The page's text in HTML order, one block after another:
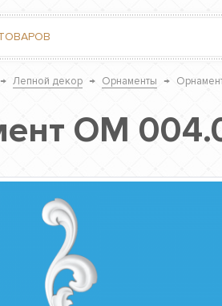
→ Лепной декор → Орнаменты →
ОМ